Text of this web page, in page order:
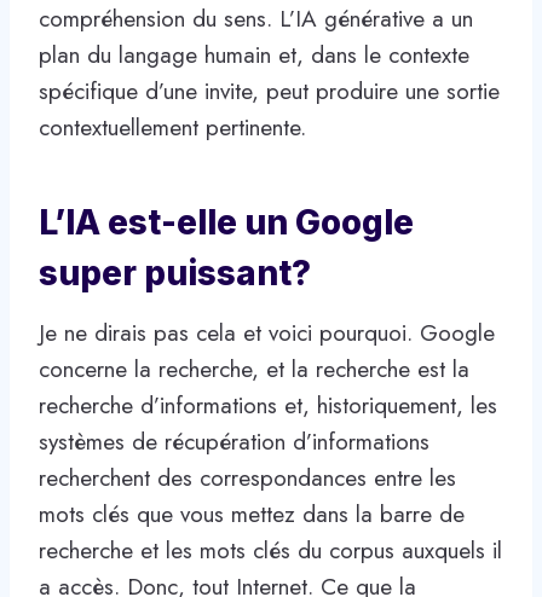
compréhension du sens. L’IA générative a un
plan du langage humain et, dans le contexte
spécifique d’une invite, peut produire une sortie
contextuellement pertinente.
L’IA est-elle un Google
super puissant?
Je ne dirais pas cela et voici pourquoi. Google
concerne la recherche, et la recherche est la
recherche d’informations et, historiquement, les
systèmes de récupération d’informations
recherchent des correspondances entre les
mots clés que vous mettez dans la barre de
recherche et les mots clés du corpus auxquels il
a accès. Donc, tout Internet. Ce que la